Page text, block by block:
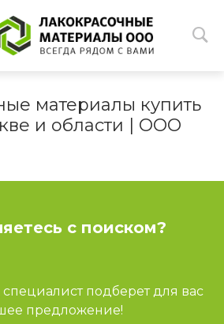
материалы купить
и области | ООО
с поиском?
специалист подберет для вас
предложение!